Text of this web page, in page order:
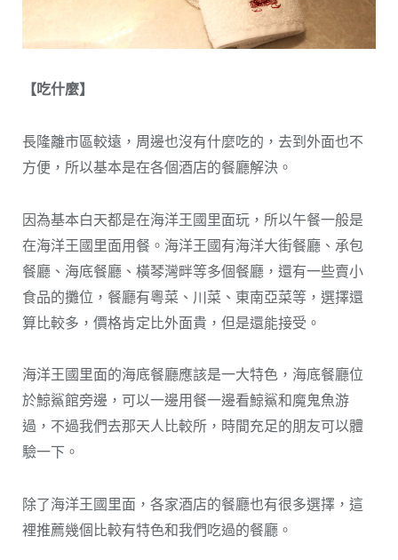
【吃什麼】
長隆離市區較遠，周邊也沒有什麼吃的，去到外面也不
方便，所以基本是在各個酒店的餐廳解決。
因為基本白天都是在海洋王國里面玩，所以午餐一般是
在海洋王國里面用餐。海洋王國有海洋大街餐廳、承包
餐廳、海底餐廳、橫琴灣畔等多個餐廳，還有一些賣小
食品的攤位，餐廳有粵菜、川菜、東南亞菜等，選擇還
算比較多，價格肯定比外面貴，但是還能接受。
海洋王國里面的海底餐廳應該是一大特色，海底餐廳位
於鯨鯊館旁邊，可以一邊用餐一邊看鯨鯊和魔鬼魚游
過，不過我們去那天人比較所，時間充足的朋友可以體
驗一下。
除了海洋王國里面，各家酒店的餐廳也有很多選擇，這
裡推薦幾個比較有特色和我們吃過的餐廳。